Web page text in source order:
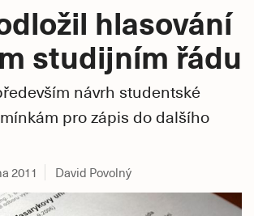
hlasování
studijním řádu
návrh studentské
pro zápis do dalšího
2011 David Povolný